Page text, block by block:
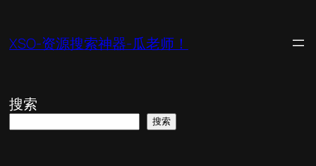
内
XSO-资源搜索神器-瓜老师！
搜索
搜索